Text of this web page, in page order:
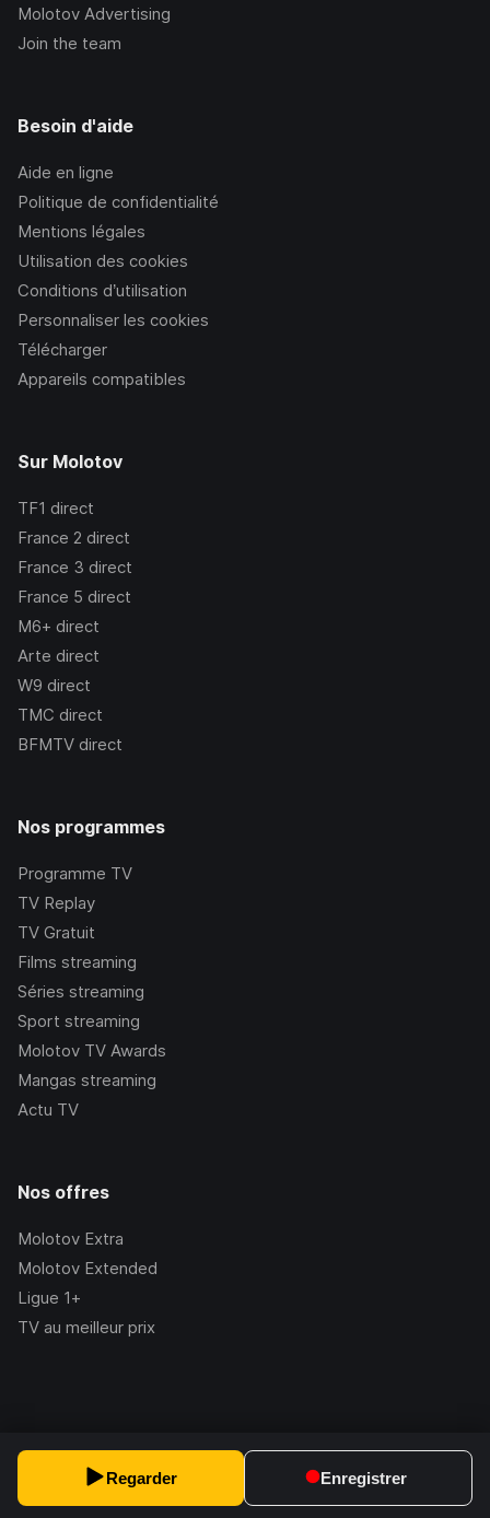
Regarder Enregistrer
Molotov Advertising
Join the team
Besoin d'aide
Aide en ligne
Politique de confidentialité
Mentions légales
Utilisation des cookies
Conditions d’utilisation
Personnaliser les cookies
Télécharger
Appareils compatibles
Sur Molotov
TF1 direct
France 2 direct
France 3 direct
France 5 direct
M6+ direct
Arte direct
W9 direct
TMC direct
BFMTV direct
Nos programmes
Programme TV
TV Replay
TV Gratuit
Films streaming
Séries streaming
Sport streaming
Molotov TV Awards
Mangas streaming
Actu TV
Nos offres
Molotov Extra
Molotov Extended
Ligue 1+
TV au meilleur prix
2.228.1